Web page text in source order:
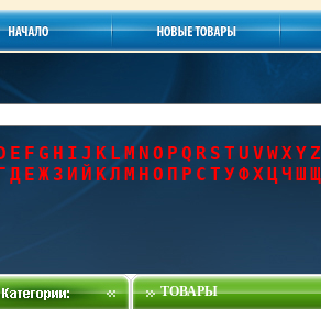
E F G H I J K L M N O P Q R S T U V WXYZ
Д Е Ж З И Й КЛ М Н О П Р С Т УФХЦЧ Ш Щ
ТОВАРЫ